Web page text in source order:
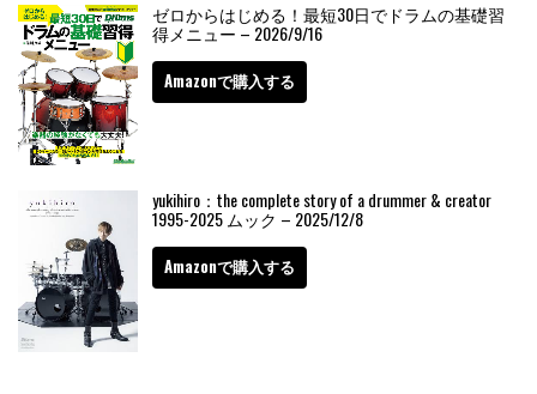
ゼロからはじめる！最短30日でドラムの基礎習
得メニュー – 2026/9/16
Amazonで購入する
yukihiro：the complete story of a drummer & creator
1995-2025 ムック – 2025/12/8
Amazonで購入する